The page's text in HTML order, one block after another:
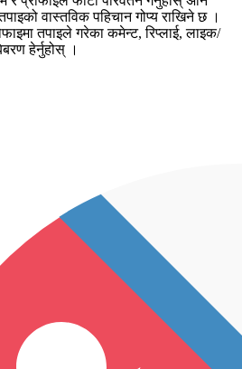
वास्तविक पहिचान गोप्य राखिने छ ।
तपाइले गरेका कमेन्ट, रिप्लाई, लाइक/
हेर्नुहोस् ।